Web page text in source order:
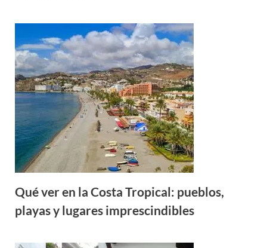
Qué ver en la Costa Tropical: pueblos,
playas y lugares imprescindibles